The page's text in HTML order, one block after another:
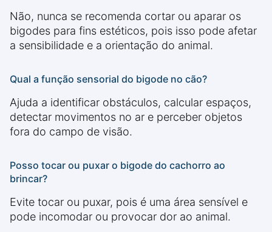
Não, nunca se recomenda cortar ou aparar os
bigodes para fins estéticos, pois isso pode afetar
a sensibilidade e a orientação do animal.
Qual a função sensorial do bigode no cão?
Ajuda a identificar obstáculos, calcular espaços,
detectar movimentos no ar e perceber objetos
fora do campo de visão.
Posso tocar ou puxar o bigode do cachorro ao
brincar?
Evite tocar ou puxar, pois é uma área sensível e
pode incomodar ou provocar dor ao animal.